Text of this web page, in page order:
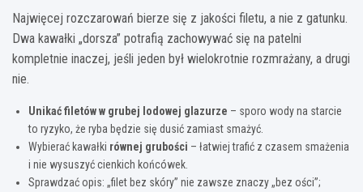
Najwięcej rozczarowań bierze się z jakości filetu, a nie z gatunku.
Dwa kawałki „dorsza” potrafią zachowywać się na patelni
kompletnie inaczej, jeśli jeden był wielokrotnie rozmrażany, a drugi
nie.
Unikać filetów w grubej lodowej glazurze – sporo wody na starcie
to ryzyko, że ryba będzie się dusić zamiast smażyć.
Wybierać kawałki równej grubości – łatwiej trafić z czasem smażenia
i nie wysuszyć cienkich końcówek.
Sprawdzać opis: „filet bez skóry” nie zawsze znaczy „bez ości”;